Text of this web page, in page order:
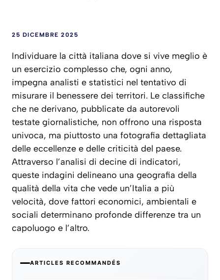
25 DICEMBRE 2025
Individuare la città italiana dove si vive meglio è
un esercizio complesso che, ogni anno,
impegna analisti e statistici nel tentativo di
misurare il benessere dei territori. Le classifiche
che ne derivano, pubblicate da autorevoli
testate giornalistiche, non offrono una risposta
univoca, ma piuttosto una fotografia dettagliata
delle eccellenze e delle criticità del paese.
Attraverso l’analisi di decine di indicatori,
queste indagini delineano una geografia della
qualità della vita che vede un’Italia a più
velocità, dove fattori economici, ambientali e
sociali determinano profonde differenze tra un
capoluogo e l’altro.
ARTICLES RECOMMANDÉS